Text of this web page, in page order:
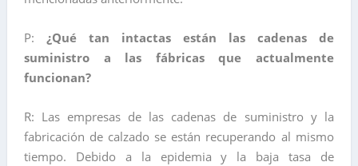
P:¿Qué tan intactas están las cadenas de
suministro a las fábricas que actualmente
funcionan?
R: Las empresas de las cadenas de suministro y la
fabricación de calzado se están recuperando al mismo
tiempo. Debido a la epidemia y la baja tasa de